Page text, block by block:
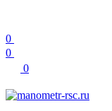
0
0
0